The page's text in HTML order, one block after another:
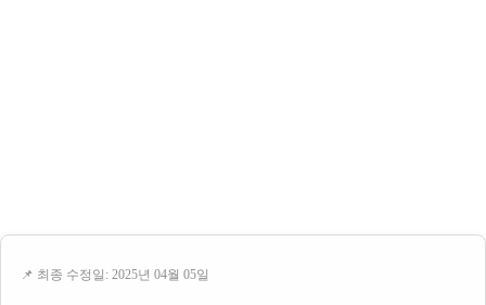
📌 최종 수정일: 2025년 04월 05일